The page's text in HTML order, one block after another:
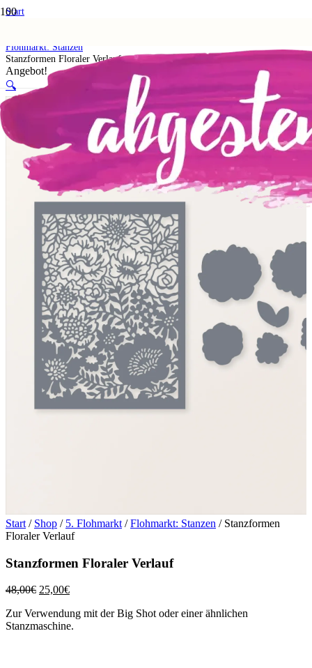
Start
Flohmarkt: Stanzen
Stanzformen Floraler Verlauf
Angebot!
🔍
Start / Shop / 5. Flohmarkt /Flohmarkt: Stanzen / Stanzformen
Floraler Verlauf
Stanzformen Floraler Verlauf
48,00€ Ursprünglicher
war:
48,00€
25,00€Aktueller
ist:
25,00€.
Zur Verwendung mit der Big Shot oder einer ähnlichen
Stanzmaschine.